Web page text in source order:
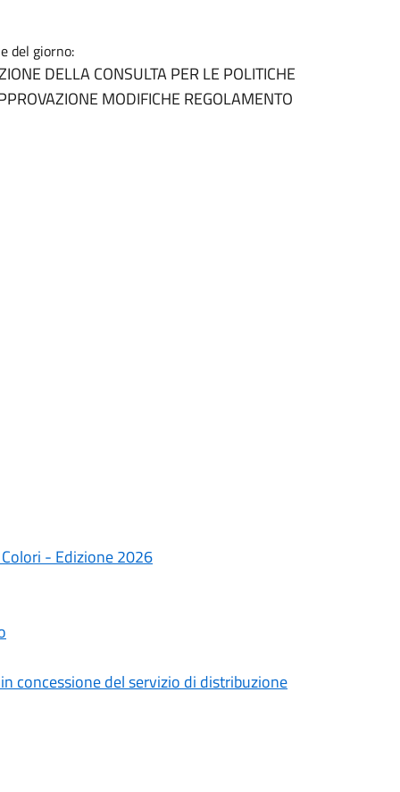
del giorno:
DELLA CONSULTA PER LE POLITICHE
MODIFICHE REGOLAMENTO
- Edizione 2026
concessione del servizio di distribuzione